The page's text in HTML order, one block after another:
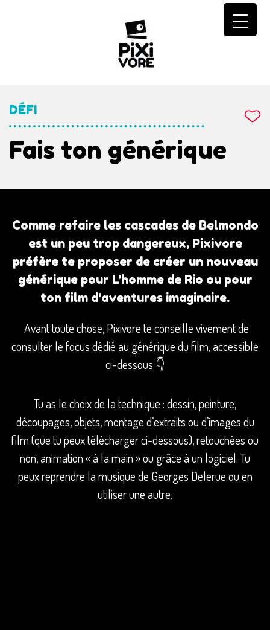
DÉFI
Fais ton générique
Comme refaire les cascades de Belmondo
est un peu trop dangereux, Pixivore
préfère te proposer de créer un nouveau
générique pour L'homme de Rio ou pour
ton film d'aventures imaginaire.
Avant toute chose, Pixivore te conseille vivement de
consulter le focus dédié au générique du film, accessible
ci-dessous 👇
Tu as le choix de la technique : dessin, peinture,
découpages, objets, montage d’extraits ou d’images du
film (que tu peux télécharger ci-dessous), retouchées ou
non, animation « à la main » ou grâce à un logiciel. Tu
peux reprendre la musique de Georges Delerue ou en
utiliser une autre.